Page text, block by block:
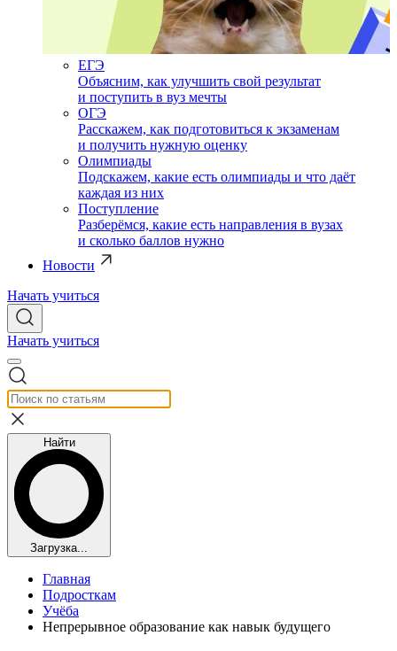
ЕГЭ
Объясним, как улучшить свой результат
и поступить в вуз мечты
ОГЭ
Расскажем, как подготовиться к экзаменам
и получить нужную оценку
Олимпиады
Подскажем, какие есть олимпиады и что даёт
каждая из них
Поступление
Разберёмся, какие есть направления в вузах
и сколько баллов нужно
Новости
Начать учиться
Начать учиться
Найти
Загрузка...
Главная
Подросткам
Учёба
Непрерывное образование как навык будущего